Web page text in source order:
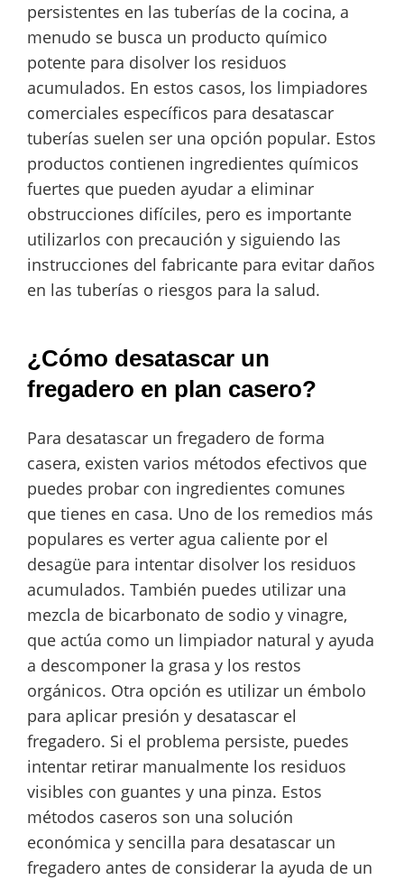
persistentes en las tuberías de la cocina, a
menudo se busca un producto químico
potente para disolver los residuos
acumulados. En estos casos, los limpiadores
comerciales específicos para desatascar
tuberías suelen ser una opción popular. Estos
productos contienen ingredientes químicos
fuertes que pueden ayudar a eliminar
obstrucciones difíciles, pero es importante
utilizarlos con precaución y siguiendo las
instrucciones del fabricante para evitar daños
en las tuberías o riesgos para la salud.
¿Cómo desatascar un
fregadero en plan casero?
Para desatascar un fregadero de forma
casera, existen varios métodos efectivos que
puedes probar con ingredientes comunes
que tienes en casa. Uno de los remedios más
populares es verter agua caliente por el
desagüe para intentar disolver los residuos
acumulados. También puedes utilizar una
mezcla de bicarbonato de sodio y vinagre,
que actúa como un limpiador natural y ayuda
a descomponer la grasa y los restos
orgánicos. Otra opción es utilizar un émbolo
para aplicar presión y desatascar el
fregadero. Si el problema persiste, puedes
intentar retirar manualmente los residuos
visibles con guantes y una pinza. Estos
métodos caseros son una solución
económica y sencilla para desatascar un
fregadero antes de considerar la ayuda de un